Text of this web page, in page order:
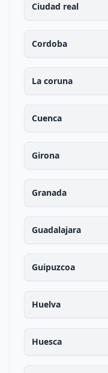
Ciudad real
Cordoba
La coruna
Cuenca
Girona
Granada
Guadalajara
Guipuzcoa
Huelva
Huesca